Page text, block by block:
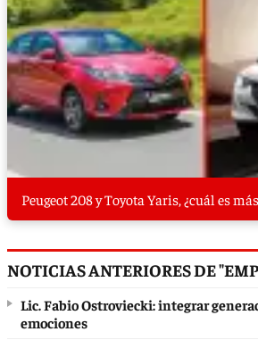
Peugeot 208 y Toyota Yaris, ¿cuál es
NOTICIAS ANTERIORES DE
Lic. Fabio Ostroviecki: integrar
emociones